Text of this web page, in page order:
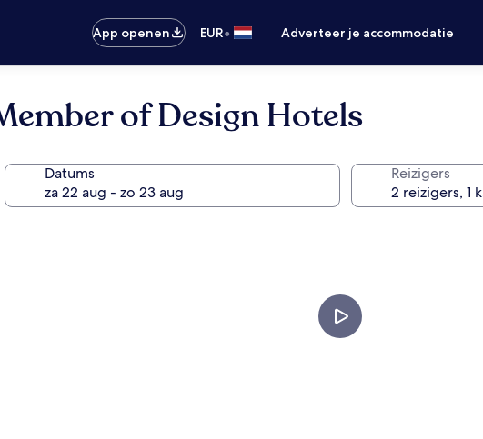
App openen
EUR• Adverteer je accommodatie
of Design Hotels
Datums Reizigers